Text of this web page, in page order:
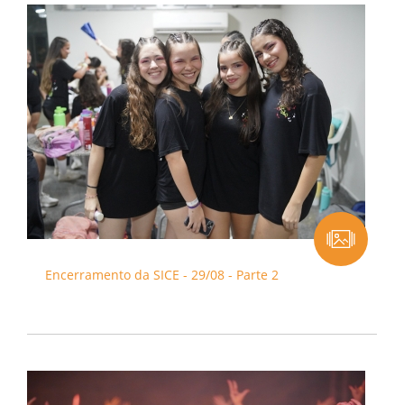
Encerramento da SICE - 29/08 - Parte 2